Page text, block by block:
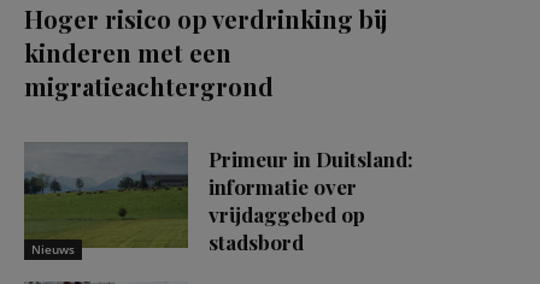
Hoger risico op verdrinking bij
kinderen met een
migratieachtergrond
Nieuws
Primeur in Duitsland:
informatie over
vrijdaggebed op
stadsbord